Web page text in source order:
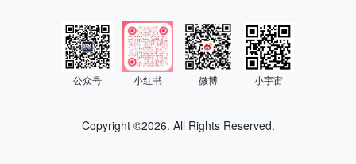
公众号 小红书 微博 小宇宙
Copyright ©2026. All Rights Reserved.